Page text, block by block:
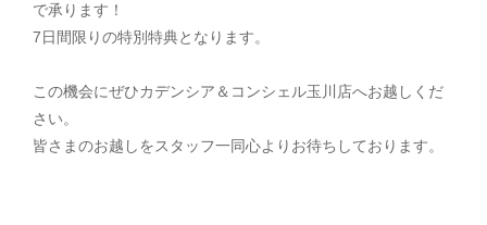
で承ります！
7日間限りの特別特典となります。
この機会にぜひカデンシア＆コンシェル玉川店へお越しくだ
さい。
皆さまのお越しをスタッフ一同心よりお待ちしております。